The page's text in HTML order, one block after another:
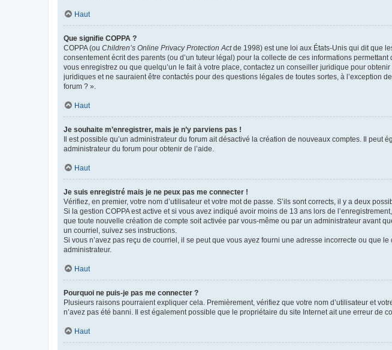
Haut
Que signifie COPPA ?
COPPA (ou Children’s Online Privacy Protection Actde 1998) est une loi aux États-Unis qui dit que
consentement écrit des parents (ou d’un tuteur légal) pour la collecte de ces informations
vous enregistrez ou que quelqu’un le fait à votre place, contactez un conseiller juridique pour
juridiques et ne sauraient être contactés pour des questions légales de toutes sortes, à
forum ? ».
Haut
Je souhaite m’enregistrer, mais je n’y parviens pas !
Il est possible qu’un administrateur du forum ait désactivé la création de nouveaux comptes. Il
administrateur du forum pour obtenir de l’aide.
Haut
Je suis enregistré mais je ne peux pas me connecter !
Vérifiez, en premier, votre nom d’utilisateur et votre mot de passe. S’ils sont corrects, il y a deux
Si la gestion COPPA est active et si vous avez indiqué avoir moins de 13 ans lors de
que toute nouvelle création de compte soit activée par vous-même ou par un administrateur avant
un courriel, suivez ses instructions.
Si vous n’avez pas reçu de courriel, il se peut que vous ayez fourni une adresse incorrecte ou que
administrateur.
Haut
Pourquoi ne puis-je pas me connecter ?
Plusieurs raisons pourraient expliquer cela. Premièrement, vérifiez que votre nom d’utilisateur et
n’avez pas été banni. Il est également possible que le propriétaire du site Internet ait une erreur de
Haut